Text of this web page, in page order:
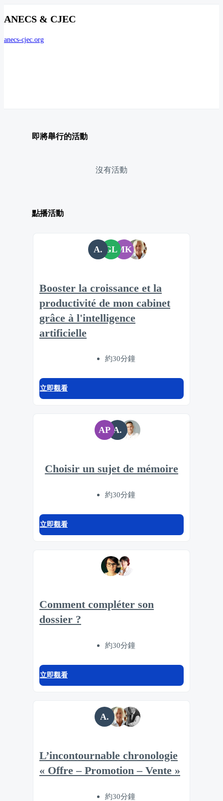
ANECS & CJEC
anecs-cjec.org
即將舉行的活動
沒有活動
點播活動
A. GLMK
Booster la croissance et la
productivité de mon cabinet
grâce à l'intelligence
artificielle
約30分鐘
立即觀看
AP A.
Choisir un sujet de mémoire
約30分鐘
立即觀看
Comment compléter son
dossier ?
約30分鐘
立即觀看
A.
L’incontournable chronologie
« Offre – Promotion – Vente »
約30分鐘